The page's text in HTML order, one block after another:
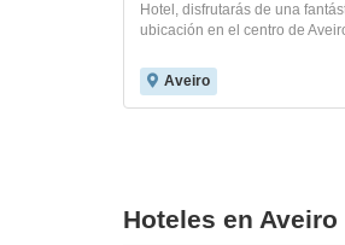
Hotel, disfrutarás de una
ubicación en el centro de
Aveiro
Hoteles en